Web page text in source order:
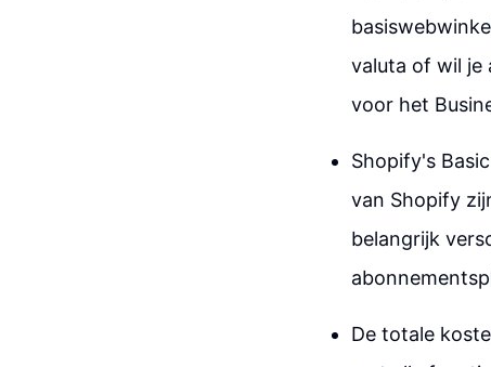
valuta of wil je
voor het
Shopify's
van Shopify
belangrijk
De totale